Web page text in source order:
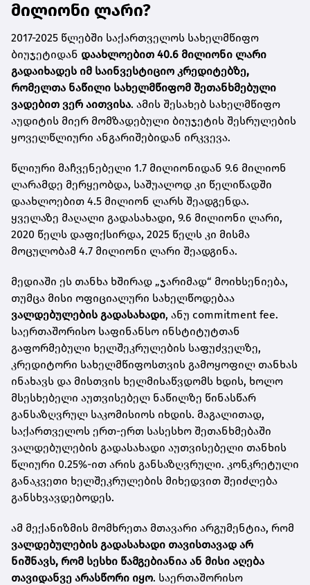
მილიონი ლარი?
2017-2025 წლებში საქართველოს სახელმწიფო
ბიუჯეტიდან დაახლოებით 40.6 მილიონი ლარი
გადაიხადეს იმ საინვესტიციო კრედიტებზე,
რომელთა ნაწილი სახელმწიფომ შეთანხმებული
ვადებით ვერ აითვისა. ამის შესახებ სახელმწიფო
აუდიტის მიერ მომზადებული ბიუჯეტის შესრულების
ყოველწლიური ანგარიშებიდან ირკვევა.
წლიური მაჩვენებელი 1.7 მილიონიდან 9.6 მილიონ
ლარამდე მერყეობდა, საშუალოდ კი წელიწადში
დაახლოებით 4.5 მილიონ ლარს შეადგენდა.
ყველაზე მაღალი გადასახადი, 9.6 მილიონი ლარი,
2020 წელს დაფიქსირდა, 2025 წელს კი მისმა
მოცულობამ 4.7 მილიონი ლარი შეადგინა.
მედიაში ეს თანხა ხშირად „ჯარიმად“ მოიხსენიება,
თუმცა მისი ოფიციალური სახელწოდებაა
ვალდებულების გადასახადი, ანუ commitment fee.
საერთაშორისო საფინანსო ინსტიტუტთან
გაფორმებული ხელშეკრულების საფუძველზე,
კრედიტორი სახელმწიფოსთვის გამოყოფილ თანხას
ინახავს და მისთვის ხელმისაწვდომს ხდის, ხოლო
მსესხებელი აუთვისებელ ნაწილზე წინასწარ
განსაზღვრულ საკომისიოს იხდის. მაგალითად,
საქართველოს ერთ-ერთ სასესხო შეთანხმებაში
ვალდებულების გადასახადი აუთვისებელი თანხის
წლიური 0.25%-ით არის განსაზღვრული. კონკრეტული
განაკვეთი ხელშეკრულების მიხედვით შეიძლება
განსხვავდებოდეს.
ამ მექანიზმის მომხრეთა მთავარი არგუმენტია, რომ
ვალდებულების გადასახადი თავისთავად არ
ნიშნავს, რომ სესხი წამგებიანია ან მისი აღება
თავიდანვე არასწორი იყო. საერთაშორისო